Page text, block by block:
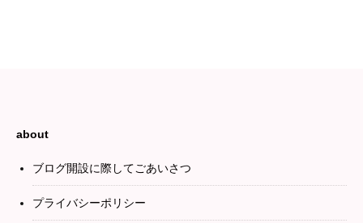
about
ブログ開設に際してごあいさつ
プライバシーポリシー